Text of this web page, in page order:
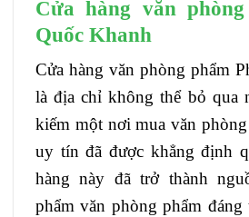
Cửa hàng văn
Quốc Khanh
Cửa hàng văn phòng phẩm
là địa chỉ không thể bỏ qua
kiếm một nơi mua văn
uy tín đã được khẳng định
hàng này đã trở thành
phẩm văn phòng phẩm